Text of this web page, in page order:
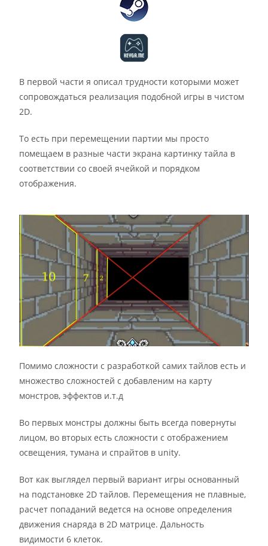
В первой части я описал трудности которыми может
сопровождаться реализация подобной игры в чистом
2D.
То есть при перемещении партии мы просто
помещаем в разные части экрана картинку тайла в
соответствии со своей ячейкой и порядком
отображения.
Помимо сложности с разработкой самих тайлов есть и
множество сложностей с добавленим на карту
монстров, эффектов и.т.д
Во первых монстры должны быть всегда повернуты
лицом, во вторых есть сложности с отображением
освещения, тумана и спрайтов в unity.
Вот как выглядел первый вариант игры основанный
на подстановке 2D тайлов. Перемещения не плавные,
расчет попаданий ведется на основе определения
движения снаряда в 2D матрице. Дальность
видимости 6 клеток.